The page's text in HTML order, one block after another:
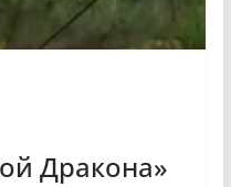
Дракона»